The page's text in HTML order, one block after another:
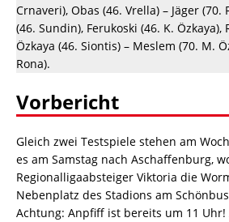
Crnaveri), Obas (46. Vrella) – Jäger (70.
(46. Sundin), Ferukoski (46. K. Özkaya),
Özkaya (46. Siontis) – Meslem (70. M.
Rona).
Vorbericht
Gleich zwei Testspiele stehen am
es am Samstag nach Aschaffenburg,
Regionalligaabsteiger Viktoria die
Nebenplatz des Stadions am
Achtung: Anpfiff ist bereits um 11 Uhr!